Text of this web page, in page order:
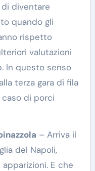
diventare
quando gli
rispetto
valutazioni
In questo senso
terza gara di fila
di porci
– Arriva il
del Napoli,
E che